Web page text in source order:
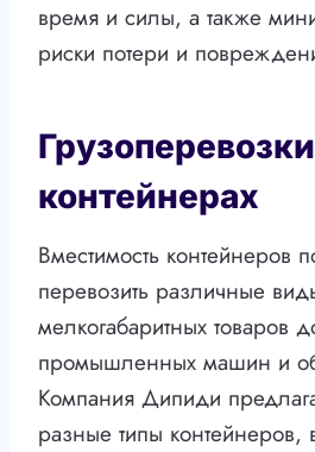
время и силы, а также
риски потери и
контейнерах
Вместимость контейнеров
перевозить различные
мелкогабаритных товаров
промышленных машин и
Компания Дипиди
разные типы контейнеров,